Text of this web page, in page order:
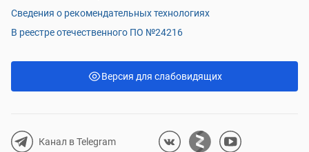
Канал в Telegram
Сведения о рекомендательных технологиях
В реестре отечественного ПО №24216
Версия для слабовидящих